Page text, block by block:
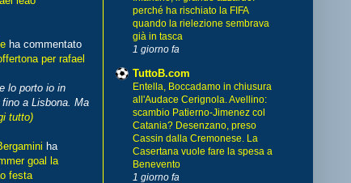
ha commentato
per rafael
lo porto io in
a Lisbona. Ma
tutto)
ha
goal la
festa
perché ha rischiato la FIFA
quando la rielezione sembrava
già in tasca
1 giorno fa
TuttoB.com
Entella, Boccadamo in chiusura
all'Audace Cerignola. Avellino:
scambio Patierno-Jimenez col
Catania? Desenzano, preso
Cassin dalla Cremonese. La
Casertana vuole fare la spesa a
Benevento
1 giorno fa